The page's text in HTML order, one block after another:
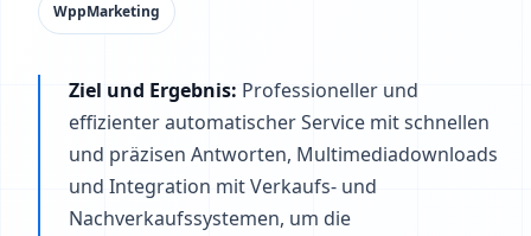
WppMarketing
Ziel und Ergebnis: Professioneller und
effizienter automatischer Service mit schnellen
und präzisen Antworten, Multimediadownloads
und Integration mit Verkaufs- und
Nachverkaufssystemen, um die